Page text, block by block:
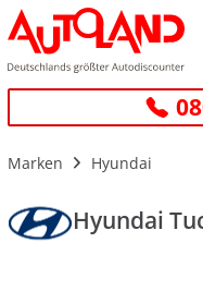
Marken Hyundai
Hyundai